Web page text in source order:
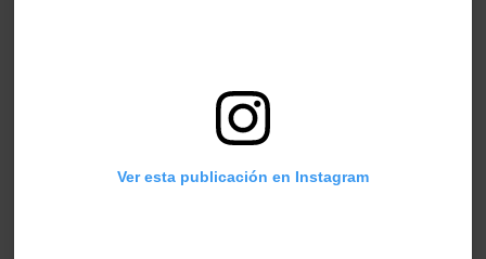
Ver esta publicación en Instagram